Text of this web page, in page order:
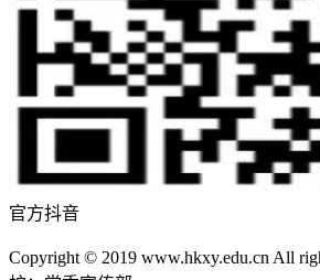
官方抖音
Copyright © 2019 www.hkxy.edu.cn All